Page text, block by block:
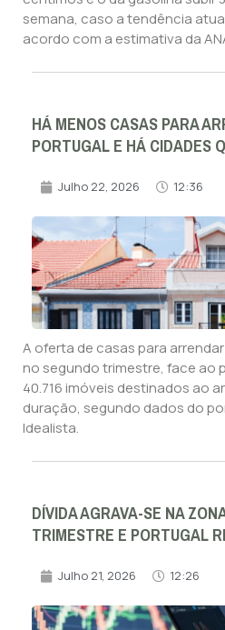
semana, caso a tendência
acordo com a estimativa da
HÁ MENOS CASAS PARA
PORTUGAL E HÁ CIDADES
Julho 22, 2026 12:36
A oferta de casas para
no segundo trimestre, face ao
40.716 imóveis destinados ao
duração, segundo dados do
Idealista.
DÍVIDA AGRAVA-SE NA
TRIMESTRE E PORTUGAL
Julho 21, 2026 12:26